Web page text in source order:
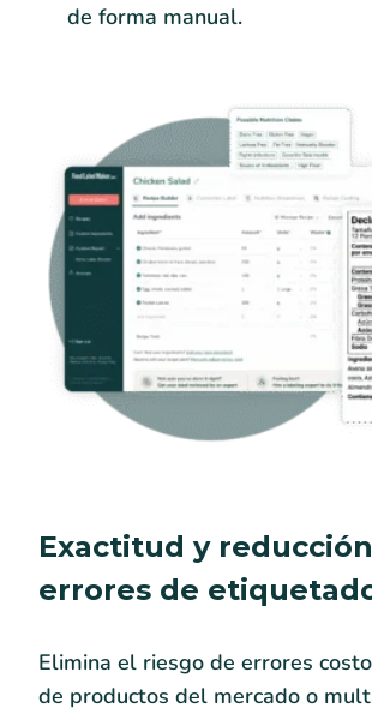
de forma manual.
Exactitud y
errores de
Elimina el riesgo de errores
de productos del mercado o